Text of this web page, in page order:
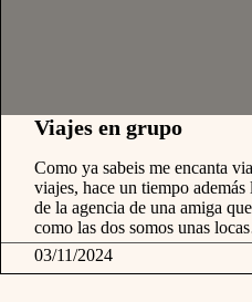
Viajes en grupo
Como ya sabeis me encanta
viajes, hace un tiempo
de la agencia de una amiga
como las dos somos unas
03/11/2024